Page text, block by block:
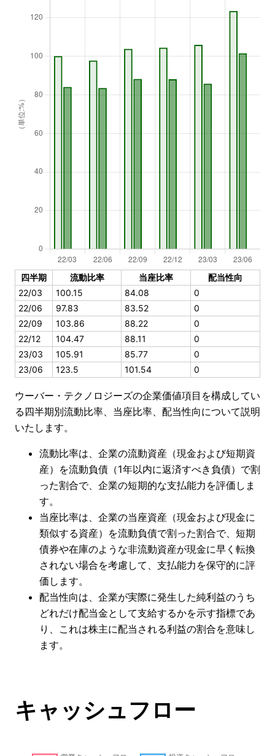
四半期 流動比率 当座比率
配当性向
22/03
100.15 84.08
0
22/06
97.83 83.52
0
22/09
103.86 88.22
0
22/12
104.47 88.11
0
23/03
105.91 85.77
0
23/06
123.5 101.54 0
ウーバー・テクノロジーズの企業価値項目を構成してい
る四半期別流動比率、当座比率、配当性向について説明
いたします。
流動比率は、企業の流動資産（現金および短期資
産）を流動負債（1年以内に返済すべき負債）で割
った割合で、企業の短期的な支払能力を評価しま
す。
当座比率は、企業の当座資産（現金および現金に
類似する資産）を流動負債で割った割合で、短期
債券や在庫のような非流動資産が現金に早く転換
されない場合を考慮して、支払能力を保守的に評
価します。
配当性向は、企業が実際に発生した純利益のうち
どれだけ配当金として支給するかを示す指標であ
り、これは株主に配当される利益の割合を意味し
ます。
キャッシュフロー